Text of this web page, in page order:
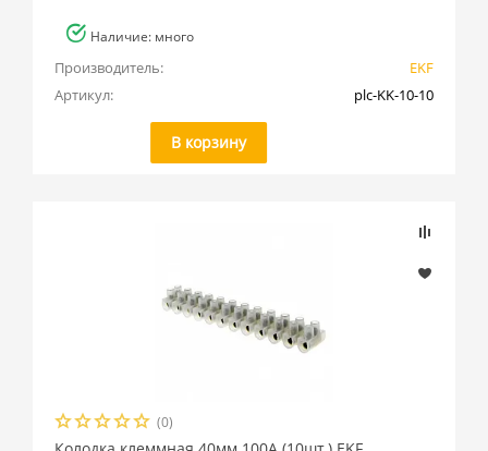
Наличие: много
Производитель:
EKF
Артикул:
plc-KK-10-10
В корзину
(0)